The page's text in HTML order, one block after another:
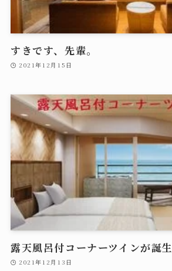
すきです、先輩。
2021年12月15日
露天風呂付コーナーツインが誕生
2021年12月13日